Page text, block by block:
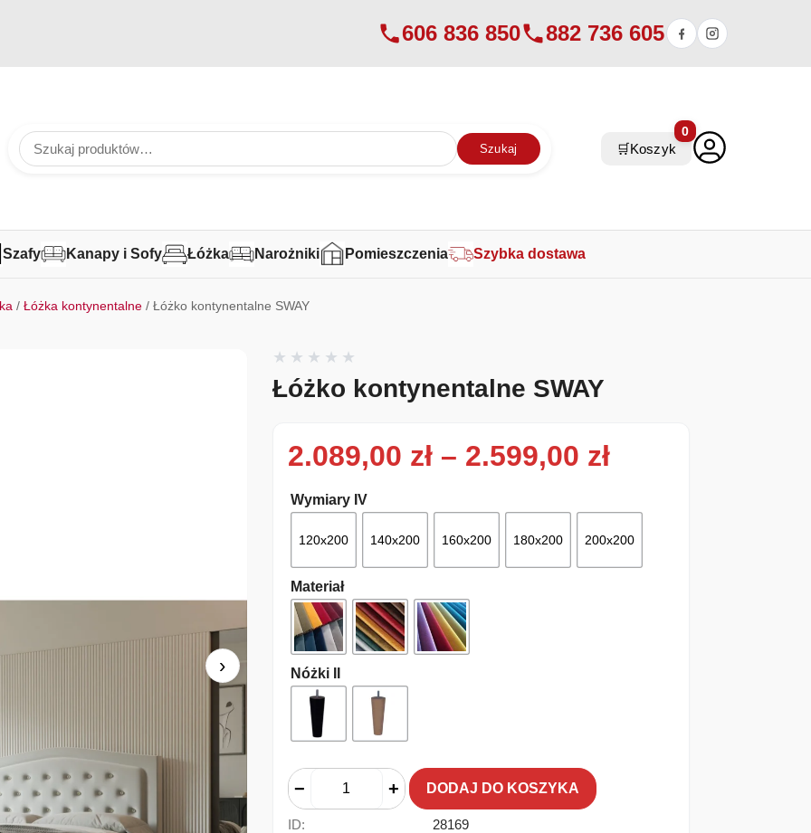
606 836 850 882 736 605
Szukaj 🛒Koszyk
0
Szafy Kanapy i Sofy Łóżka Narożniki Pomieszczenia Szybka dostawa
/Łóżka kontynentalne / Łóżko kontynentalne SWAY
›
Łóżko kontynentalne SWAY
2.089,00 zł – 2.599,00 złZakres cen:
Wymiary IV
120x200 140x200 160x200 180x200 200x200
Materiał
Nóżki II
− + DODAJ DO KOSZYKA
ID: 28169